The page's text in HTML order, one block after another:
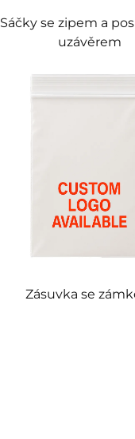
Sáčky se zipem a
uzávěrem
Zásuvka se